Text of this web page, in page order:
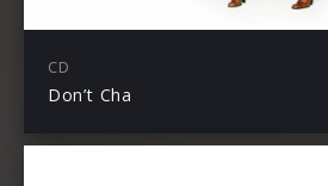
CD
Don’t Cha